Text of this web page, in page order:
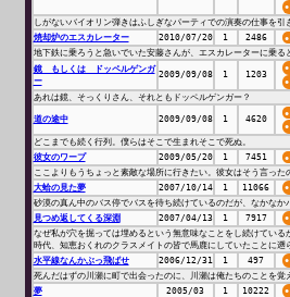
しがないバイオリン弾きはふしぎなパーティでの演奏の仕事を
焼却炉のエスカレーター
2010/07/20 1 2486
地下鉄に乗ろうと急いでいた安藤さんが、エスカレーターに乗る
鏡 もしくは ドッペルゲンガ
ー
2009/09/08 1 1203
あれは鏡、そっくりさん、それともドッペルゲンガー？
道の途中 2009/09/08 1 4620
どこまでも続く行列。僕らはそこで生まれそこで死ぬ。
彼女のワープ
2009/05/20 1 7451
ここよりもうちょっと素敵な場所に行きたい。彼女はそう言った
大蛤の見た夢
2007/10/14 1 11066
砂漠の真ん中のバス停でバスを待ち続けているのだが、なかなか
見つめ返してくる深淵
2007/04/13 1 7917
なぜ私が穴を掘っては埋めるという無意味なことをし続けている
時代、知恵おくれのクラスメイトの皆で馬鹿にしていたことに遡
水平線なんかぶっ飛ばせ
2006/12/31 1 497
死んだはずの川瀬に町で出会ったのに、川瀬は俺たちのことを覚
夢
2005/03 1 10222